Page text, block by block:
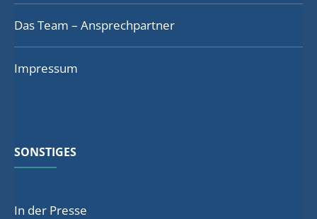
Das Team – Ansprechpartner
Impressum
SONSTIGES
In der Presse